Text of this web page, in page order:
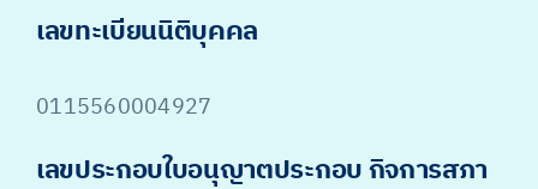
เลขทะเบียนนิติบุคคล
0115560004927
เลขประกอบใบอนุญาตประกอบ กิจการสภา